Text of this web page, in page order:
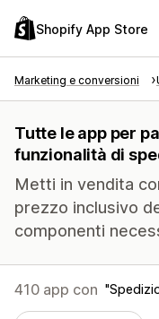
Shopify App Store
Marketing e conversioni
Tutte le app per
funzionalità di
Metti in vendita
prezzo inclusivo
componenti
410 app con